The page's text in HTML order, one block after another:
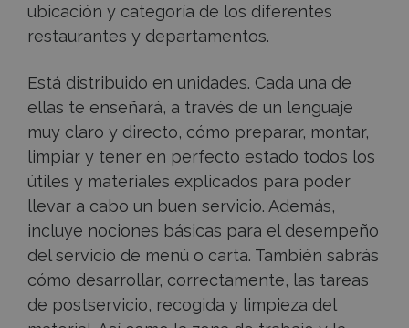
ubicación y categoría de los diferentes
restaurantes y departamentos.
Está distribuido en unidades. Cada una de
ellas te enseñará, a través de un lenguaje
muy claro y directo, cómo preparar, montar,
limpiar y tener en perfecto estado todos los
útiles y materiales explicados para poder
llevar a cabo un buen servicio. Además,
incluye nociones básicas para el desempeño
del servicio de menú o carta. También sabrás
cómo desarrollar, correctamente, las tareas
de postservicio, recogida y limpieza del